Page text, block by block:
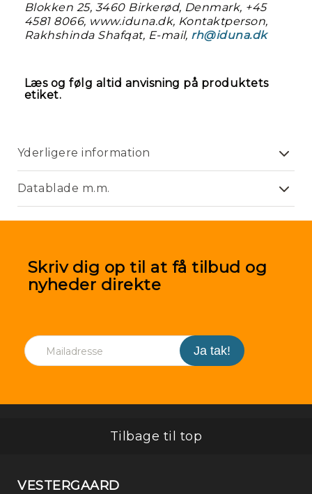
Blokken 25, 3460 Birkerød, Denmark, +45
4581 8066, www.iduna.dk, Kontaktperson,
Rakhshinda Shafqat, E-mail, rh@iduna.dk
Læs og følg altid anvisning på produktets
etiket.
Yderligere information
Datablade m.m.
Skriv dig op til at få tilbud og
nyheder direkte
Tilbage til top
VESTERGAARD